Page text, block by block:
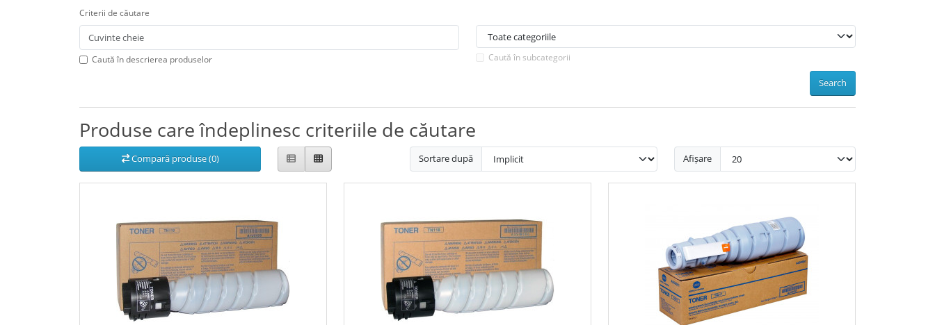
Criterii de căutare
Caută în descrierea produselor Caută în subcategorii
Search
Produse care îndeplinesc criteriile de căutare
Compară produse (0) Sortare după Afișare